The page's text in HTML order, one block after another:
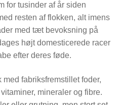
OG PLEJE
for tusinder af år siden
resten af flokken, alt imens
med tæt bevoksning på
højt domesticerede racer
efter deres føde.
fabriksfremstillet foder,
mineraler og fibre.